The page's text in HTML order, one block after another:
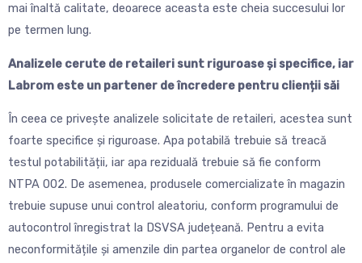
mai înaltă calitate, deoarece aceasta este cheia succesului lor
pe termen lung.
Analizele cerute de retaileri sunt riguroase și specifice, iar
Labrom este un partener de încredere pentru clienții săi
În ceea ce privește analizele solicitate de retaileri, acestea sunt
foarte specifice și riguroase. Apa potabilă trebuie să treacă
testul potabilității, iar apa reziduală trebuie să fie conform
NTPA 002. De asemenea, produsele comercializate în magazin
trebuie supuse unui control aleatoriu, conform programului de
autocontrol înregistrat la DSVSA județeană. Pentru a evita
neconformitățile și amenzile din partea organelor de control ale